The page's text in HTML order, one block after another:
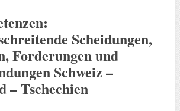
Scheidungen,
Forderungen und
Schweiz –
– Tschechien